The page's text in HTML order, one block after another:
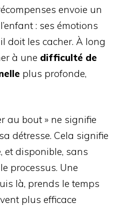
envoie un
: ses émotions
doit les cacher. À long
à une difficulté de
plus profonde,
au bout » ne signifie
détresse. Cela signifie
et disponible, sans
processus. Une
là, prends le temps
plus efficace